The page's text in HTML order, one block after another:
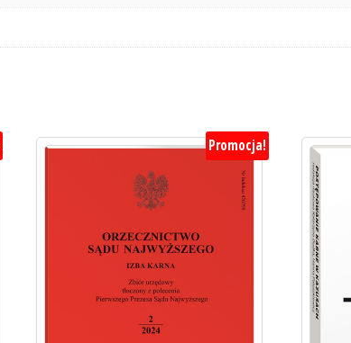
Promocja!